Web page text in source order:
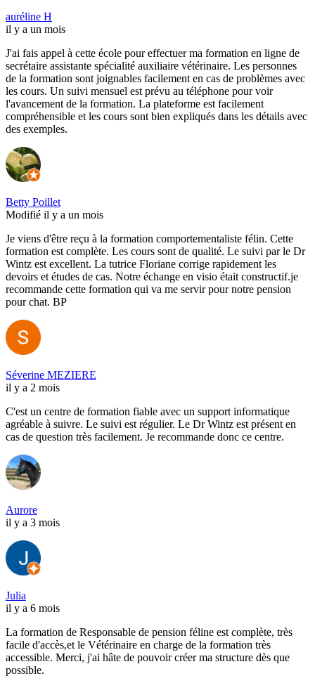
auréline H
il y a un mois
J'ai fais appel à cette école pour effectuer ma formation en ligne de
secrétaire assistante spécialité auxiliaire vétérinaire. Les personnes
de la formation sont joignables facilement en cas de problèmes avec
les cours. Un suivi mensuel est prévu au téléphone pour voir
l'avancement de la formation. La plateforme est facilement
compréhensible et les cours sont bien expliqués dans les détails avec
des exemples.
Betty Poillet
Modifié il y a un mois
Je viens d'être reçu à la formation comportementaliste félin. Cette
formation est complète. Les cours sont de qualité. Le suivi par le Dr
Wintz est excellent. La tutrice Floriane corrige rapidement les
devoirs et études de cas. Notre échange en visio était constructif.je
recommande cette formation qui va me servir pour notre pension
pour chat. BP
Séverine MEZIERE
il y a 2 mois
C'est un centre de formation fiable avec un support informatique
agréable à suivre. Le suivi est régulier. Le Dr Wintz est présent en
cas de question très facilement. Je recommande donc ce centre.
Aurore
il y a 3 mois
Julia
il y a 6 mois
La formation de Responsable de pension féline est complète, très
facile d'accès,et le Vétérinaire en charge de la formation très
accessible. Merci, j'ai hâte de pouvoir créer ma structure dès que
possible.